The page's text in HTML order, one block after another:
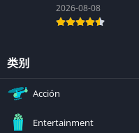
212.01.484939228
2K Inc. - a Take-Two
类别